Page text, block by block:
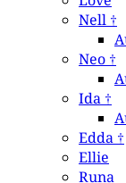
Nell †
Neo †
Ida †
Edda †
Ellie
Runa